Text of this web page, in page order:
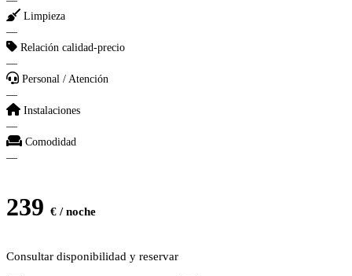
Limpieza
—
Relación calidad-precio
—
Personal / Atención
—
Instalaciones
—
Comodidad
—
239 € / noche
Consultar disponibilidad y reservar